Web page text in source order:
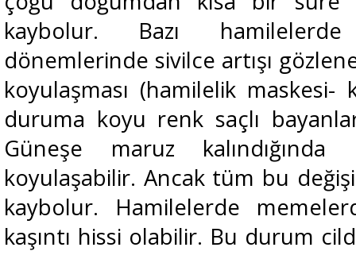
kaybolur. Bazı
dönemlerinde sivilce artışı
koyulaşması (hamilelik maskesi-
duruma koyu renk saçlı
Güneşe maruz
koyulaşabilir. Ancak tüm bu
kaybolur. Hamilelerde
kaşıntı hissi olabilir. Bu durum